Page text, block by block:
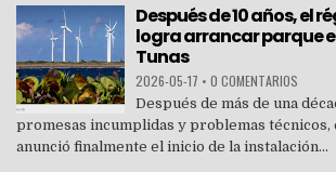
Después de 10 años, el
logra arrancar parque
Tunas
2026-05-17 • 0 COMENTARIOS
Después de más de una
promesas incumplidas y problemas técnicos,
anunció finalmente el inicio de la instalación...